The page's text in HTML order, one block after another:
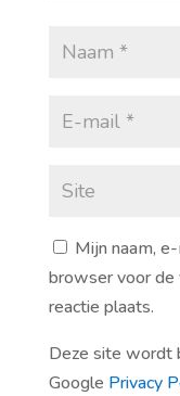
Mijn naam,
browser voor de
reactie plaats.
Deze site wordt
Google Privacy